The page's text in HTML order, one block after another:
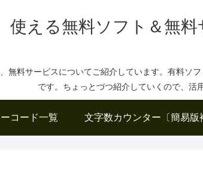
使える無料ソフト＆無料
無料サービスについてご紹介しています。有料ソ
です。ちょっとづつ紹介していくので、活
コード一覧 文字数カウンター〔簡易版